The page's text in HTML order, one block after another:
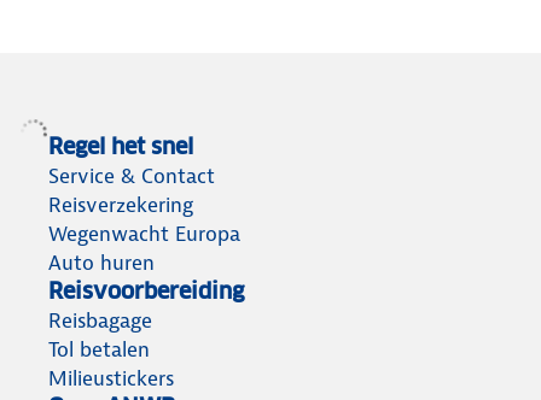
Regel het snel
Service & Contact
Reisverzekering
Wegenwacht Europa
Auto huren
Reisvoorbereiding
Reisbagage
Tol betalen
Milieustickers